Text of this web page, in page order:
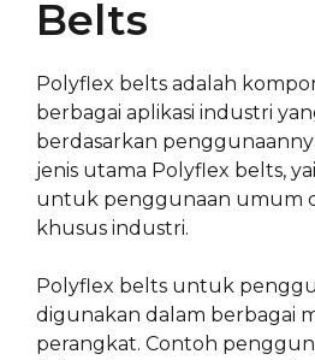
Belts
Polyflex belts adalah
berbagai aplikasi industri
berdasarkan
jenis utama Polyflex belts,
untuk penggunaan umum
khusus industri.
Polyflex belts untuk
digunakan dalam berbagai
perangkat. Contoh